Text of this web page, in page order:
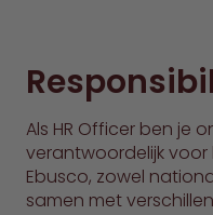
Als HR Officer ben je
verantwoordelijk
Ebusco, zowel
samen met